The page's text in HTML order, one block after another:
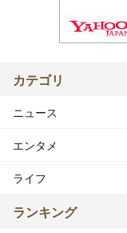
カテゴリ
ニュース
エンタメ
ライフ
ランキング